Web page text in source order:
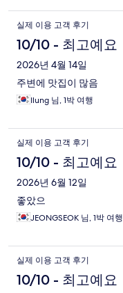
실제 이용 고객 후기
10/10 - 최고예요
2026년 4월 14일
주변에 맛집이 많음
Ilung 님, 1박 여행
실제 이용 고객 후기
10/10 - 최고예요
2026년 6월 12일
좋았으
JEONGSEOK 님, 1박 여행
실제 이용 고객 후기
10/10 - 최고예요